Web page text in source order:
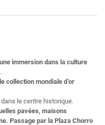
immersion dans la culture
.
collection mondiale d’or
le centre historique.
pavées, maisons
Passage par la Plaza Chorro